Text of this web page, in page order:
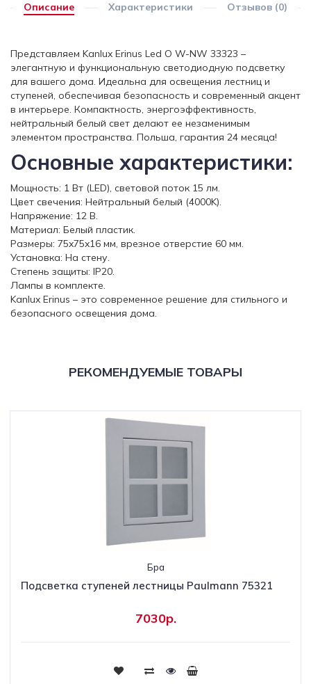
Описание Характеристики Отзывов (0)
Представляем Kanlux Erinus Led O W-NW 33323 –
элегантную и функциональную светодиодную подсветку
для вашего дома. Идеальна для освещения лестниц и
ступеней, обеспечивая безопасность и современный акцент
в интерьере. Компактность, энергоэффективность,
нейтральный белый свет делают ее незаменимым
элементом пространства. Польша, гарантия 24 месяца!
Основные характеристики:
Мощность: 1 Вт (LED), световой поток 15 лм.
Цвет свечения: Нейтральный белый (4000K).
Напряжение: 12 В.
Материал: Белый пластик.
Размеры: 75x75x16 мм, врезное отверстие 60 мм.
Установка: На стену.
Степень защиты: IP20.
Лампы в комплекте.
Kanlux Erinus – это современное решение для стильного и
безопасного освещения дома.
РЕКОМЕНДУЕМЫЕ ТОВАРЫ
Бра
Подсветка ступеней лестницы Paulmann 75321
7030р.